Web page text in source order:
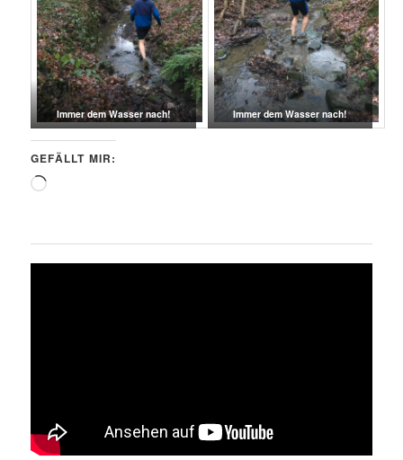
Immer dem Wasser nach! Immer dem Wasser nach!
GEFÄLLT MIR:
Wird